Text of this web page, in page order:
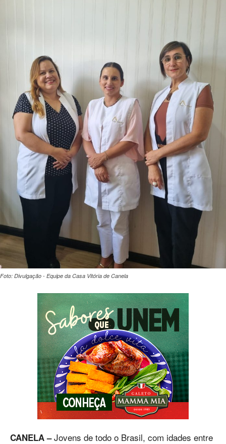
Foto: Divulgação - Equipe da Casa Vitória de Canela
CANELA –Jovens de todo o Brasil, com idades entre